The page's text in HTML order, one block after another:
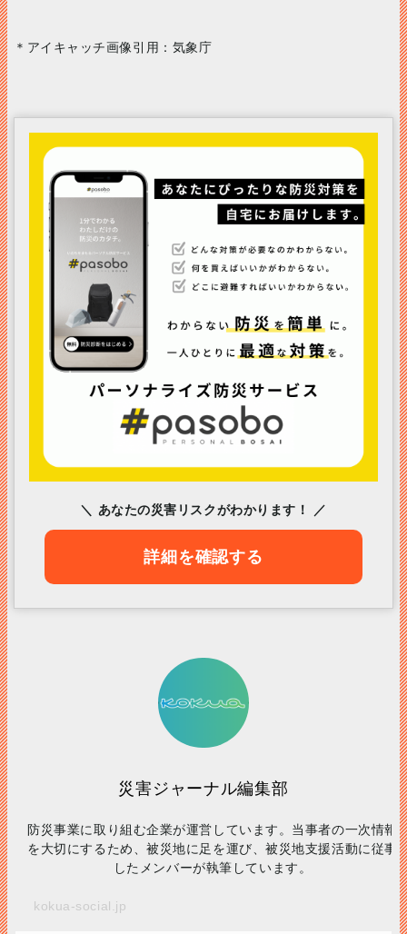
＊アイキャッチ画像引用：気象庁
＼ あなたの災害リスクがわかります！ ／
詳細を確認する
災害ジャーナル編集部
防災事業に取り組む企業が運営しています。当事者の一次情報
を大切にするため、被災地に足を運び、被災地支援活動に従事
したメンバーが執筆しています。
kokua-social.jp